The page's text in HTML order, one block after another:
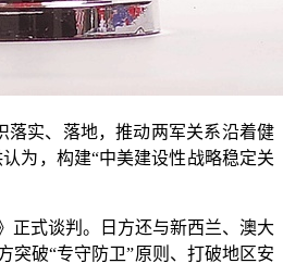
实、落地，推动两军关系沿着健
为，构建“中美建设性战略稳定关
式谈判。日方还与新西兰、澳大
突破“专守防卫”原则、打破地区安